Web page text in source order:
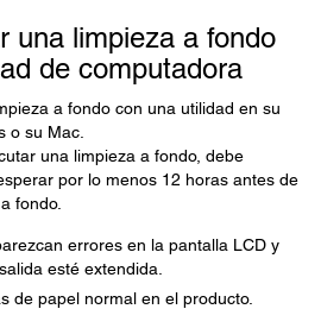
una limpieza a fondo
de computadora
a fondo con una utilidad en su
o su Mac.
una limpieza a fondo, debe
por lo menos 12 horas antes de
fondo.
errores en la pantalla LCD y
esté extendida.
de papel normal en el producto.